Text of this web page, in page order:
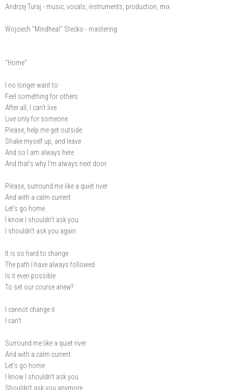
Andrzej Turaj - music, vocals, instruments, production, mix
Wojciech "Mindheal" Stecko - mastering
"Home"
I no longer want to
Feel something for others
After all, I can’t live
Live only for someone
Please, help me get outside
Shake myself up, and leave
And so I am always here
And that’s why I’m always next door
Please, surround me like a quiet river
And with a calm current
Let’s go home
I know I shouldn’t ask you
I shouldn’t ask you again
It is so hard to change
The path I have always followed
Is it even possible
To set our course anew?
I cannot change it
I can’t
Surround me like a quiet river
And with a calm current
Let’s go home
I know I shouldn’t ask you
Shouldn’t ask you anymore